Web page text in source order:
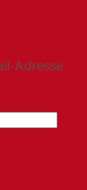
Adresse